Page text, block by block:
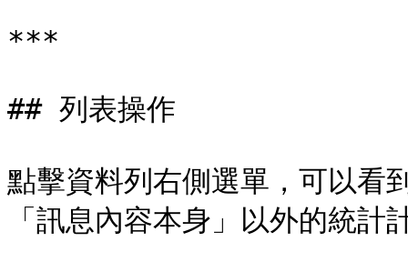
***
## 列表操作
點擊資料列右側選單，可以看
「訊息內容本身」以外的統